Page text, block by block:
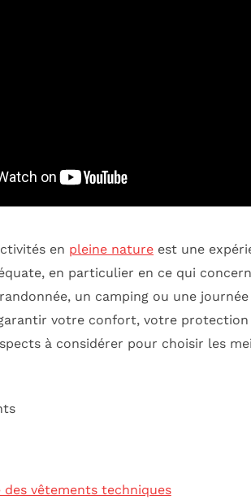
en pleine nature est une
en particulier en ce qui
un camping ou une
votre confort, votre
à considérer pour choisir les
vêtements techniques